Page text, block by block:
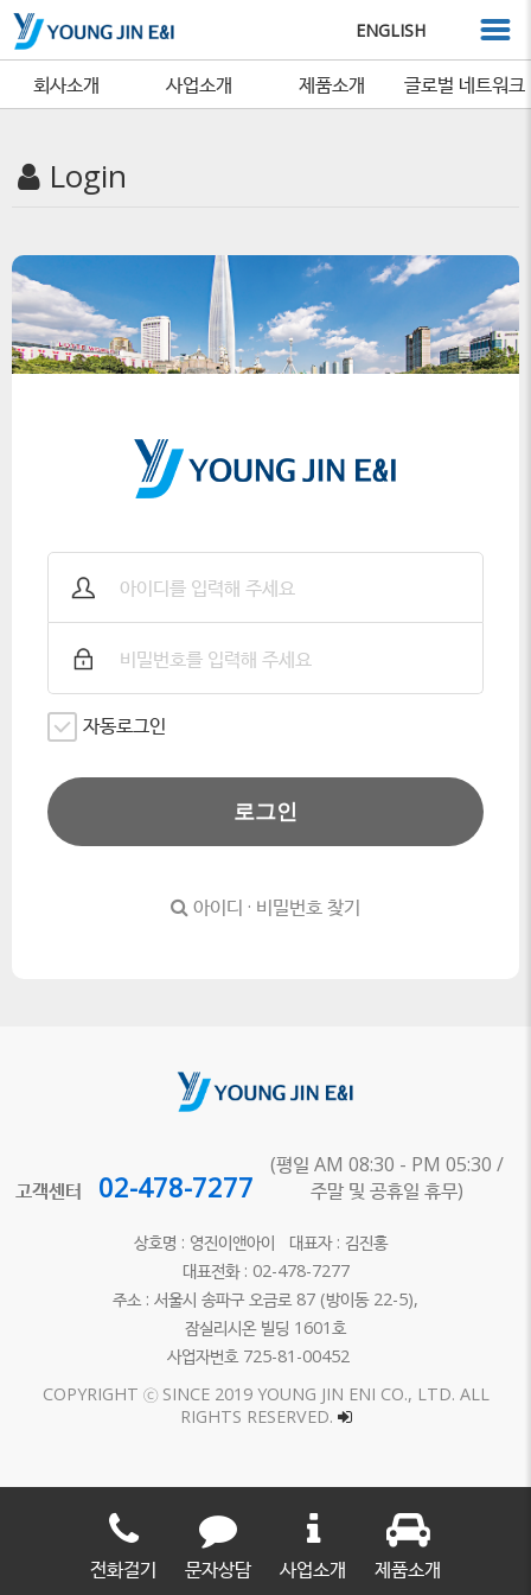
ENGLISH
회사소개 사업소개 제품소개 글로벌 네트워크
Login
자동로그인
로그인
아이디 · 비밀번호 찾기
고객센터 02-478-7277
(평일 AM 08:30 - PM 05:30 /
주말 및 공휴일 휴무)
상호명 : 영진이앤아이 대표자 : 김진홍
대표전화 : 02-478-7277
주소 : 서울시 송파구 오금로 87 (방이동 22-5),
잠실리시온 빌딩 1601호
사업자번호 725-81-00452
COPYRIGHT ⓒ SINCE 2019 YOUNG JIN ENI CO., LTD. ALL
RIGHTS RESERVED.
전화걸기 문자상담 사업소개 제품소개